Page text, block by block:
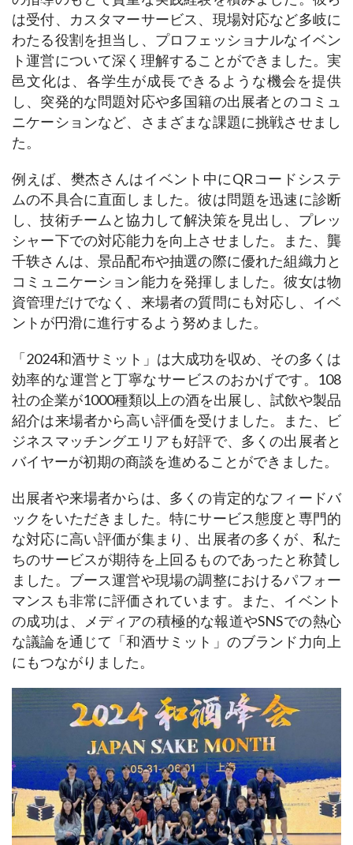
は受付、カスタマーサービス、現場対応など多岐に
わたる役割を担当し、プロフェッショナルなイベン
ト運営について深く理解することができました。実
邑文化は、各学生が成長できるような機会を提供
し、突発的な問題対応や多国籍の出展者とのコミュ
ニケーションなど、さまざまな課題に挑戦させまし
た。
例えば、樊杰さんはイベント中にQRコードシステ
ムの不具合に直面しました。彼は問題を迅速に診断
し、技術チームと協力して解決策を見出し、プレッ
シャー下での対応能力を向上させました。また、龔
千轶さんは、景品配布や抽選の際に優れた組織力と
コミュニケーション能力を発揮しました。彼女は物
資管理だけでなく、来場者の質問にも対応し、イベ
ントが円滑に進行するよう努めました。
「2024和酒サミット」は大成功を収め、その多くは
効率的な運営と丁寧なサービスのおかげです。108
社の企業が1000種類以上の酒を出展し、試飲や製品
紹介は来場者から高い評価を受けました。また、ビ
ジネスマッチングエリアも好評で、多くの出展者と
バイヤーが初期の商談を進めることができました。
出展者や来場者からは、多くの肯定的なフィードバ
ックをいただきました。特にサービス態度と専門的
な対応に高い評価が集まり、出展者の多くが、私た
ちのサービスが期待を上回るものであったと称賛し
ました。ブース運営や現場の調整におけるパフォー
マンスも非常に評価されています。また、イベント
の成功は、メディアの積極的な報道やSNSでの熱心
な議論を通じて「和酒サミット」のブランド力向上
にもつながりました。